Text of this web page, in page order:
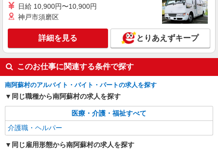
日給 10,900円〜10,900円
神戸市須磨区
詳細を見る とりあえずキープ
このお仕事に関連する条件で探す
南阿蘇村のアルバイト・バイト・パートの求人を探す
同じ職種から南阿蘇村の求人を探す
医療・介護・福祉すべて
介護職・ヘルパー
同じ雇用形態から南阿蘇村の求人を探す